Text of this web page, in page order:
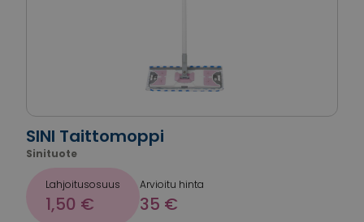
SINI Taittomoppi
Sinituote
Lahjoitusosuus
1,50 €
Arvioitu hinta
35 €